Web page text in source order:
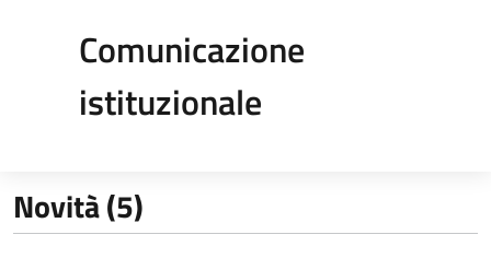
Comunicazione
istituzionale
Novità (5)